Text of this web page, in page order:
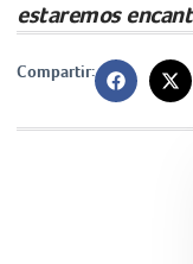
estaremos
Compartir: